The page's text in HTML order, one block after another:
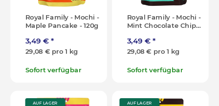
Royal Family - Mochi -
Maple Pancake - 120g
3,49 € *
29,08 € pro 1 kg
Sofort verfügbar
Royal Family - Mochi -
Mint Chocolate Chip -
3,49 € *
29,08 € pro 1 kg
Sofort verfügbar
AUF LAGER AUF LAGER